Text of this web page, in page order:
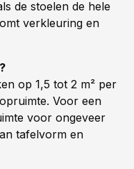
de stoelen de hele
verkleuring en
op 1,5 tot 2 m² per
Voor een
voor ongeveer
tafelvorm en